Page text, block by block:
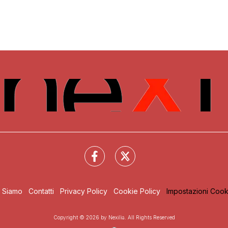
Siamo Contatti Privacy Policy Cookie Policy Impostazioni
Copyright © 2026 by Nexilia. All Rights Reserved